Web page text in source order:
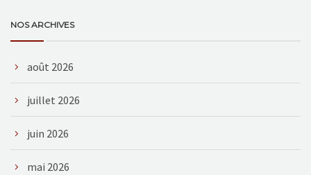
NOS ARCHIVES
août 2026
juillet 2026
juin 2026
mai 2026